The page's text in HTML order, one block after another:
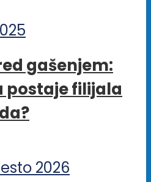
gašenjem:
postaje filijala